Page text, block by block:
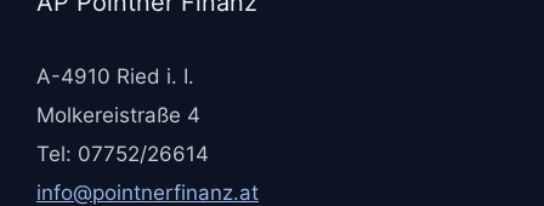
A-4910 Ried i. I.
Molkereistraße 4
Tel: 07752/26614
info@pointnerfinanz.at